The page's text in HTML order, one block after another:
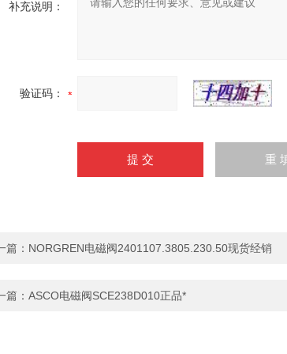
补充说明：
验证码：
篇： NORGREN电磁阀2401107.3805.230.50现货经销
篇： ASCO电磁阀SCE238D010正品*